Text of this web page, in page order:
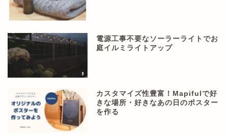
電源工事不要なソーラーライトでお
庭イルミライトアップ
カスタマイズ性豊富！Mapifulで好
きな場所・好きなあの日のポスター
を作る